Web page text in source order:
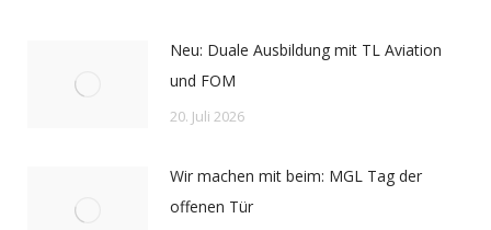
Neu: Duale Ausbildung mit TL Aviation
und FOM
20. Juli 2026
Wir machen mit beim: MGL Tag der
offenen Tür